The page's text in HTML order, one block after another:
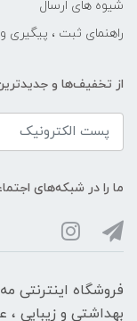
شیوه های ارسال
راهنمای ثبت ،
از تخفیف‌ها و
ما را در شبکه‌های
فروشگاه اینترنتی
بهداشتی و زیبایی ،